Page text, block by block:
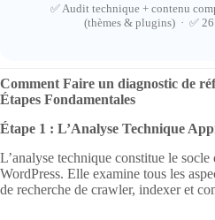
✅ Audit technique + contenu
(thèmes & plugins) · ✅ 26
Comment Faire un diagnostic de
Étapes Fondamentales
Étape 1 : L’Analyse Technique
L’analyse technique constitue le
WordPress. Elle examine tous les
de recherche de crawler, indexer et